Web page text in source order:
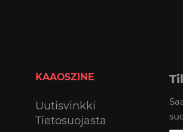
KAAOSZINE
Uutisvinkki
Tietosuojasta